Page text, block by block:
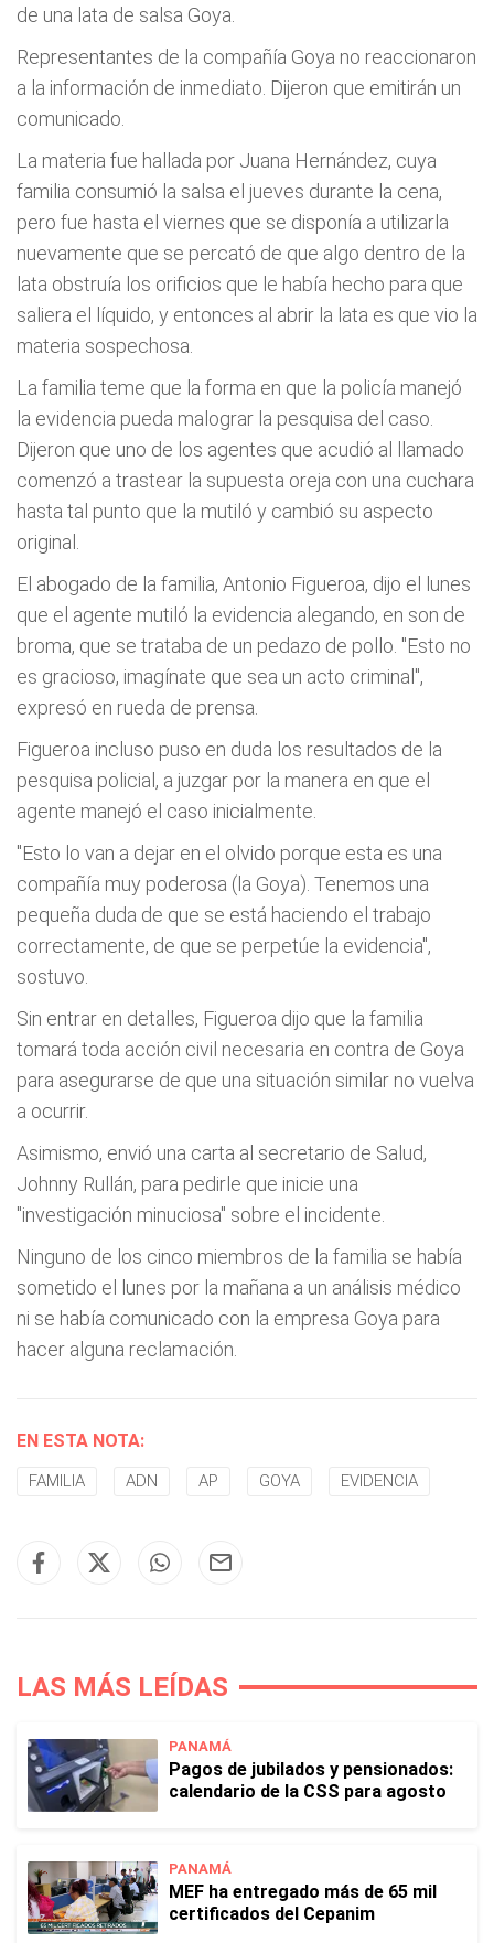
de una lata de salsa Goya.
Representantes de la compañía Goya no reaccionaron
a la información de inmediato. Dijeron que emitirán un
comunicado.
La materia fue hallada por Juana Hernández, cuya
familia consumió la salsa el jueves durante la cena,
pero fue hasta el viernes que se disponía a utilizarla
nuevamente que se percató de que algo dentro de la
lata obstruía los orificios que le había hecho para que
saliera el líquido, y entonces al abrir la lata es que vio la
materia sospechosa.
La familia teme que la forma en que la policía manejó
la evidencia pueda malograr la pesquisa del caso.
Dijeron que uno de los agentes que acudió al llamado
comenzó a trastear la supuesta oreja con una cuchara
hasta tal punto que la mutiló y cambió su aspecto
original.
El abogado de la familia, Antonio Figueroa, dijo el lunes
que el agente mutiló la evidencia alegando, en son de
broma, que se trataba de un pedazo de pollo. "Esto no
es gracioso, imagínate que sea un acto criminal",
expresó en rueda de prensa.
Figueroa incluso puso en duda los resultados de la
pesquisa policial, a juzgar por la manera en que el
agente manejó el caso inicialmente.
"Esto lo van a dejar en el olvido porque esta es una
compañía muy poderosa (la Goya). Tenemos una
pequeña duda de que se está haciendo el trabajo
correctamente, de que se perpetúe la evidencia",
sostuvo.
Sin entrar en detalles, Figueroa dijo que la familia
tomará toda acción civil necesaria en contra de Goya
para asegurarse de que una situación similar no vuelva
a ocurrir.
Asimismo, envió una carta al secretario de Salud,
Johnny Rullán, para pedirle que inicie una
"investigación minuciosa" sobre el incidente.
Ninguno de los cinco miembros de la familia se había
sometido el lunes por la mañana a un análisis médico
ni se había comunicado con la empresa Goya para
hacer alguna reclamación.
EN ESTA NOTA:
FAMILIA ADN AP GOYA EVIDENCIA
LAS MÁS LEÍDAS
PANAMÁ
Pagos de jubilados y pensionados:
calendario de la CSS para agosto
PANAMÁ
MEF ha entregado más de 65 mil
certificados del Cepanim